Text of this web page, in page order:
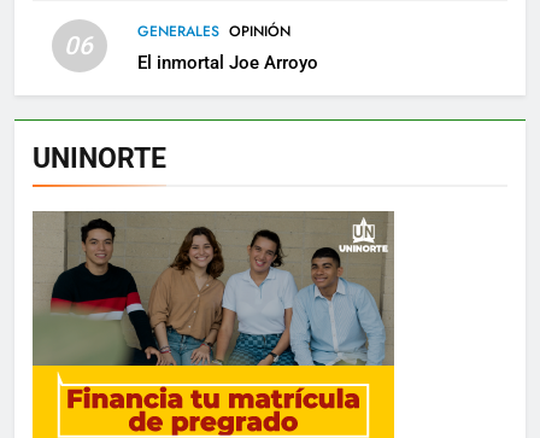
06 GENERALES OPINIÓN
El inmortal Joe Arroyo
UNINORTE